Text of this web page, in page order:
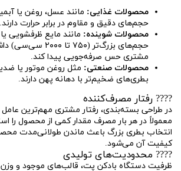
محصولات غذایی: مانند عسل، روغن یا
حجم‌های دقیق و مقاوم در برابر حرارت دارند.
محصولات شوینده: مانند مایع ظرفشویی
حجم‌های بزرگ‌تر (۷۵۰ تا
مشتری حس صرفه‌جویی پیدا کند.
محصولات صنعتی: مثل روغن موتور یا
بطری‌های ضخیم‌تر با دهانه پهن دارند.
???? رفتار مصرف‌کننده
در طراحی بسته‌بندی، رفتار مشتری مهم‌ترین
معمولاً در هر بار مصرف مقدار کمی از محصول را
انتخاب بطری بزرگ باعث ماندن طولانی‌مدت
کیفیت آن می‌شود.
???? محدودیت‌های تولیدی
ظرفیت دستگاه بادکن پت، قالب‌های موجود و وزن